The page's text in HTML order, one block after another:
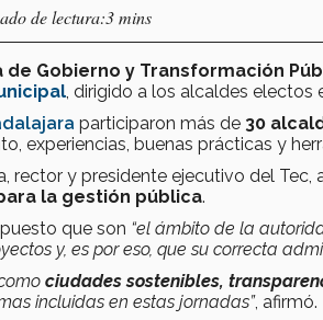
de lectura:3 mins
de Gobierno y Transformación
, dirigido a los alcaldes
participaron más de 30
experiencias, buenas prácticas y
rector y presidente ejecutivo del
la gestión pública.
que son “el ámbito de la
y, es por eso, que su correcta
ciudades sostenibles,
incluidas en estas jornadas”, afirmó.